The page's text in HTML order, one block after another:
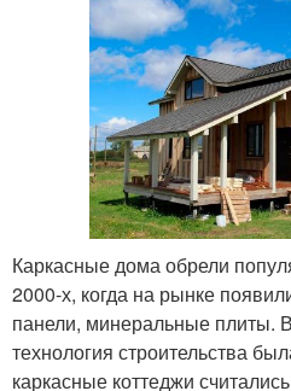
Каркасные дома обрели
2000-х, когда на рынке
панели, минеральные плиты.
технология строительства
каркасные коттеджи